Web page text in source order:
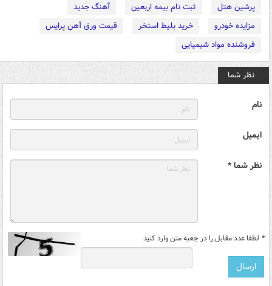
پرشین هتل
ثبت نام بیمه اربعین
آهنگ جدید
مزایده خودرو
خرید بلیط استخر
قیمت ورق آهن پرایس
فروشنده مواد شیمیایی
نظر شما
نام
ایمیل
نظر شما *
* لطفا عدد مقابل را در جعبه متن وارد کنید